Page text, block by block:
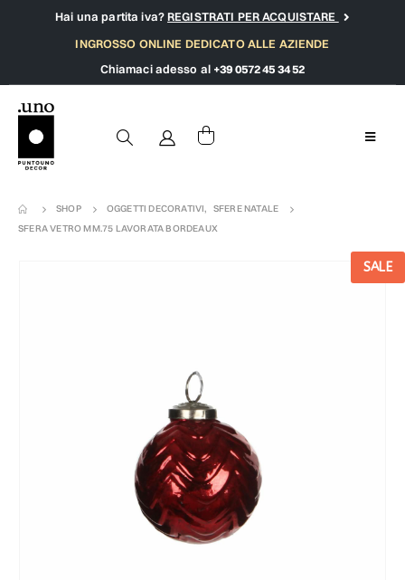
Hai una partita iva?REGISTRATI PER ACQUISTARE
INGROSSO ONLINE DEDICATO ALLE AZIENDE
Chiamaci adesso al +39 0572 45 34 52
SHOP OGGETTI DECORATIVI,
SFERE NATALE
SFERA VETRO MM.75 LAVORATA BORDEAUX
SALE